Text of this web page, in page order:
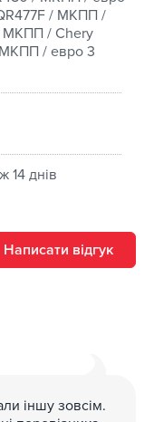
реквізити;
дійсні
більш
частково
до правил
/ МКПП /
МКПП / Chery
МКПП / евро 3
14 днів
Написати відгук
іншу зовсім.